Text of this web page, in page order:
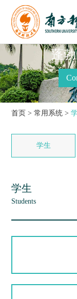
蓬
首页 >常用系统 >
学生
学生
Students